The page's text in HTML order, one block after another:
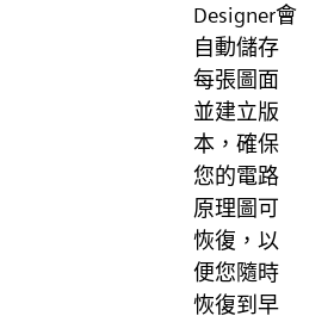
Designer會
自動儲存
每張圖面
並建立版
本，確保
您的電路
原理圖可
恢復，以
便您隨時
恢復到早